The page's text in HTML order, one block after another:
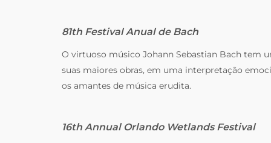
81th Festival Anual de Bach
O virtuoso músico Johann Sebastian Bach tem
suas maiores obras, em uma interpretação
os amantes de música erudita.
16th Annual Orlando Wetlands Festival